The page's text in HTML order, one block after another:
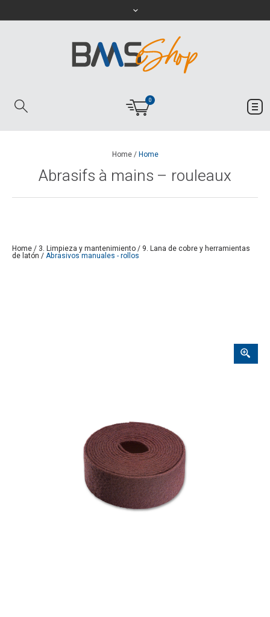
0
Home/Home
Abrasifs à mains – rouleaux
Home/ 3. Limpieza y mantenimiento/ 9. Lana de cobre y herramientas
de latón /Abrasivos manuales - rollos